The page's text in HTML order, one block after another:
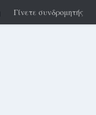
Γίνετε συνδρομητής